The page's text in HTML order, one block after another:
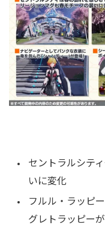
セントラルシテ
いに変化
フルル・ラッピ
グレトラッピー